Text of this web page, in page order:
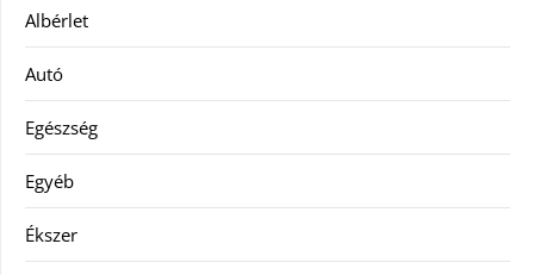
Albérlet
Autó
Egészség
Egyéb
Ékszer